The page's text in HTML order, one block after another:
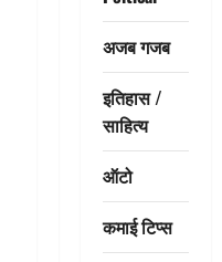
अजब गजब
इतिहास /
साहित्य
ऑटो
कमाई टिप्स